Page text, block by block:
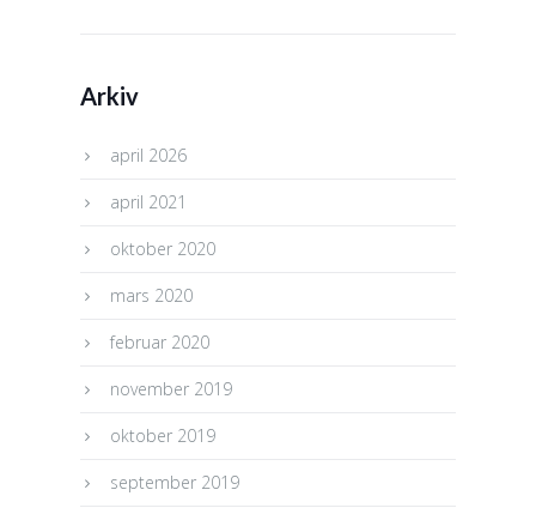
Arkiv
april 2026
april 2021
oktober 2020
mars 2020
februar 2020
november 2019
oktober 2019
september 2019